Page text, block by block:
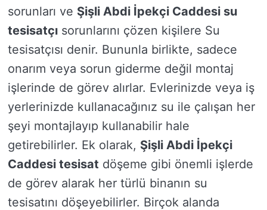
sorunları ve Şişli Abdi İpekçi Caddesi su
tesisatçı sorunlarını çözen kişilere Su
tesisatçısı denir. Bununla birlikte, sadece
onarım veya sorun giderme değil montaj
işlerinde de görev alırlar. Evlerinizde veya iş
yerlerinizde kullanacağınız su ile çalışan her
şeyi montajlayıp kullanabilir hale
getirebilirler. Ek olarak, Şişli Abdi İpekçi
Caddesi tesisat döşeme gibi önemli işlerde
de görev alarak her türlü binanın su
tesisatını döşeyebilirler. Birçok alanda